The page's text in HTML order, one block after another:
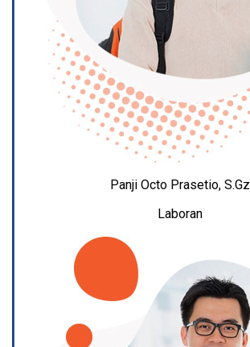
Panji Octo Prasetio, S.Gz
Laboran